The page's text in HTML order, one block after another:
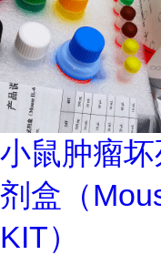
小鼠肿瘤
剂盒（
KIT）